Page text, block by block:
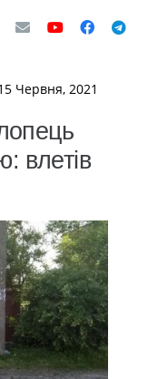
Червня, 2021
влетів